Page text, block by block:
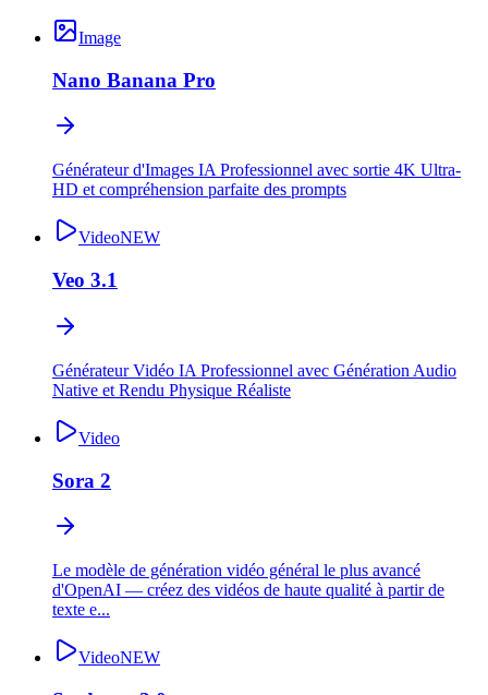
Image
Nano Banana Pro
Générateur d'Images IA Professionnel avec sortie 4K Ultra-
HD et compréhension parfaite des prompts
VideoNEW
Veo 3.1
Générateur Vidéo IA Professionnel avec Génération Audio
Native et Rendu Physique Réaliste
Video
Sora 2
Le modèle de génération vidéo général le plus avancé
d'OpenAI — créez des vidéos de haute qualité à partir de
texte e...
VideoNEW